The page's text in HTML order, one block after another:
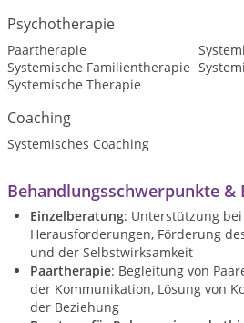
Psychotherapie
Paartherapie
Systemische Familientherapie
Systemische Therapie
Coaching
Systemisches Coaching
Behandlungsschwerpunkte &
Einzelberatung: Unterstützung
Herausforderungen, Förderung
und der Selbstwirksamkeit
Paartherapie: Begleitung von
der Kommunikation, Lösung von
der Beziehung